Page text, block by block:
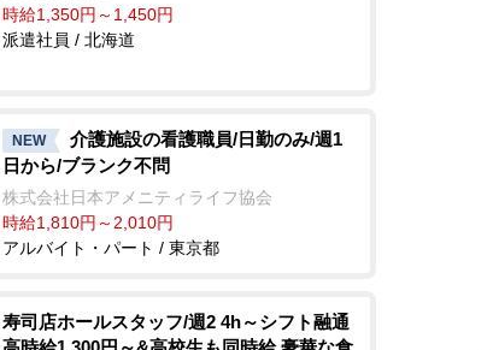
時給1,350円～1,450円
派遣社員 / 北海道
NEW
介護施設の看護職員/日勤のみ/週1
日から/ブランク不問
株式会社日本アメニティライフ協会
時給1,810円～2,010円
アルバイト・パート / 東京都
寿司店ホールスタッフ/週2 4h～シフト融通